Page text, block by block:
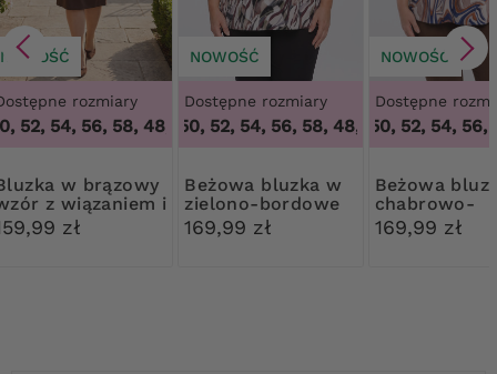
NOWOŚĆ
rozmiary
52, 54, 56, 58,48, 50, 52, 54, 56, 58
z wiązaniem i
zł
NOWOŚĆ
Dostępne rozmiary
48, 50, 52, 54, 56, 58,48, 50, 52, 54, 56,
Beżowa bluzka w
zielono-bordowe
wzory
169,99 zł
NOWOŚĆ
Dostępne
48, 50, 52, 54, 56,
Beżowa bluzka w
chabrowo-
wzory
169,99 zł